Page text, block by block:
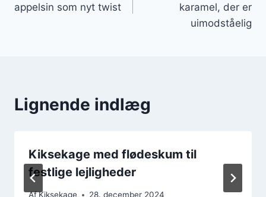
appelsin som nyt twist
karamel, der er
uimodståelig
Lignende indlæg
Kiksekage med flødeskum til
festlige lejligheder
AfKiksekage 28. december 2024